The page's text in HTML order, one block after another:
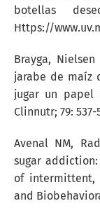
botellas
Https://
Brayga,
jarabe de maíz
jugar un papel
Clinnutr; 79: 537-
Avenal NM,
sugar
of intermittent,
and